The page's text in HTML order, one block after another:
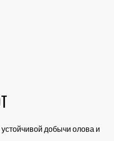
добычи олова и